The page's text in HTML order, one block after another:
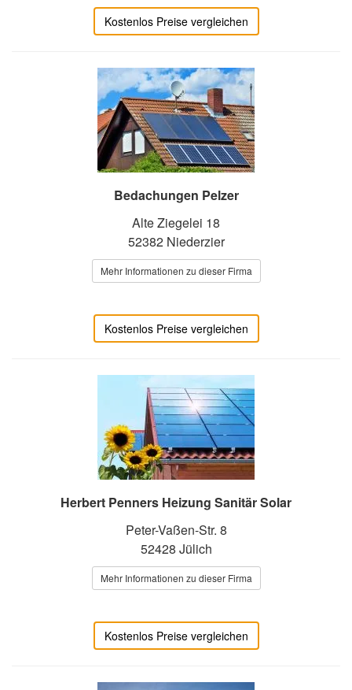
Kostenlos Preise vergleichen
Bedachungen Pelzer
Alte Ziegelei 18
52382 Niederzier
Mehr Informationen zu dieser Firma
Kostenlos Preise vergleichen
Herbert Penners Heizung Sanitär Solar
Peter-Vaßen-Str. 8
52428 Jülich
Mehr Informationen zu dieser Firma
Kostenlos Preise vergleichen